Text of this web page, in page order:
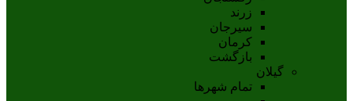
زرند
سيرجان
کرمان
بازگشت
گیلان
تمام شهر‌ها